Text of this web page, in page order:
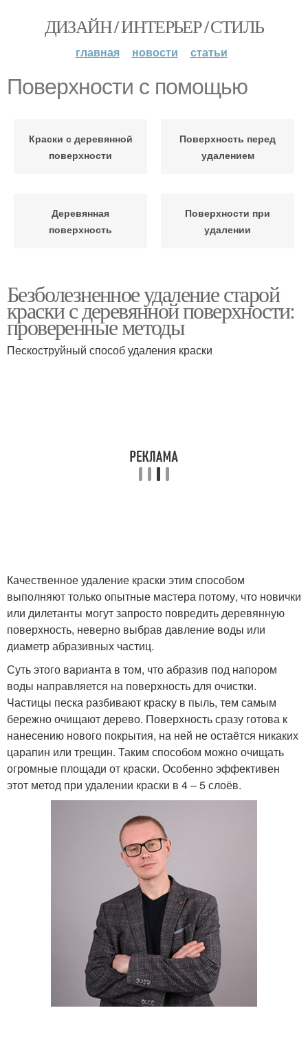
ДИЗАЙН / ИНТЕРЬЕР / СТИЛЬ
главная новости статьи
Поверхности с помощью
Краски с деревянной
поверхности
Поверхность перед
удалением
Деревянная
поверхность
Поверхности при
удалении
Безболезненное удаление старой
краски с деревянной поверхности:
проверенные методы
Пескоструйный способ удаления краски
Качественное удаление краски этим способом
выполняют только опытные мастера потому, что новички
или дилетанты могут запросто повредить деревянную
поверхность, неверно выбрав давление воды или
диаметр абразивных частиц.
Суть этого варианта в том, что абразив под напором
воды направляется на поверхность для очистки.
Частицы песка разбивают краску в пыль, тем самым
бережно очищают дерево. Поверхность сразу готова к
нанесению нового покрытия, на ней не остаётся никаких
царапин или трещин. Таким способом можно очищать
огромные площади от краски. Особенно эффективен
этот метод при удалении краски в 4 – 5 слоёв.